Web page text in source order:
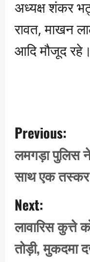
अध्यक्ष शंकर
रावत, माखन
आदि मौजूद रहे।
o
s
t
n
v
i
g
a
Previous:
लमगड़ा पुलिस
साथ एक तस्कर
Next:
लावारिस कुत्ते
तोड़ी, मुकदमा